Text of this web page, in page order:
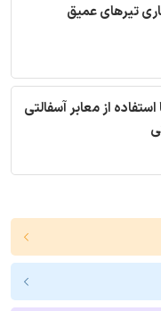
تیرهای عمیق
از معابر آسفالتی